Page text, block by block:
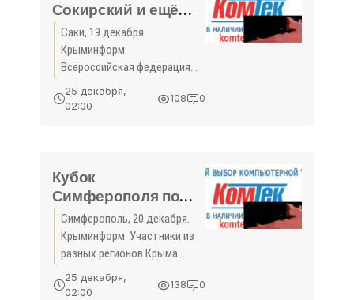
Сокирский и ещё
семь российских
легкоатлетов
подали заявки на
участие в
международных
Саки, 19 декабря.
Крыминформ.
Всероссийская федерация
лёгкой атлетики (ВФЛА)
отправила в
федераций (ИААФ)
упрощённые заявки на 2018
год сакского метателя
25 декабря,
02:00
108 0
Кубок
Симферополя по
кикбоксингу
состоится на
выходных - «Спорт
Крыма»
Симферополь, 20 декабря.
Крыминформ. Участники из
разных регионов Крыма
ожидаются на Кубке
Симферополя по
25 декабря,
02:00
138 0